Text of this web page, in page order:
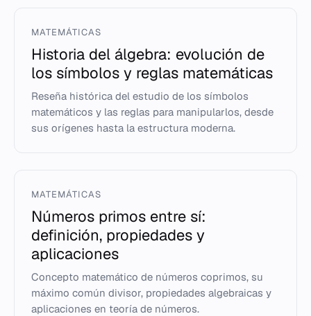
MATEMÁTICAS
Historia del álgebra: evolución de
los símbolos y reglas matemáticas
Reseña histórica del estudio de los símbolos
matemáticos y las reglas para manipularlos, desde
sus orígenes hasta la estructura moderna.
MATEMÁTICAS
Números primos entre sí:
definición, propiedades y
aplicaciones
Concepto matemático de números coprimos, su
máximo común divisor, propiedades algebraicas y
aplicaciones en teoría de números.